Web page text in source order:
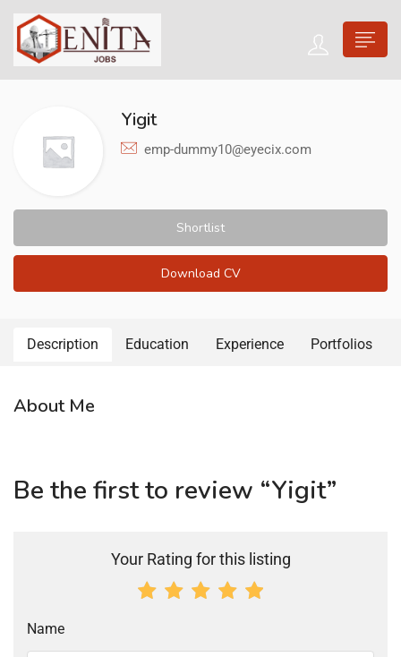
Yigit
emp-dummy10@eyecix.com
Shortlist
Download CV
Description Education Experience Portfolios
About Me
Be the first to review “Yigit”
Your Rating for this listing
Name